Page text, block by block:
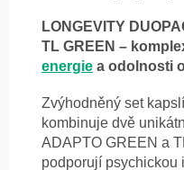
LONGEVITY
TL GREEN –
energie a odolnosti
Zvýhodněný set
kombinuje dvě
ADAPTO GREEN a
podporují psychickou